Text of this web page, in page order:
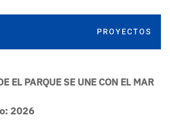
PROYECTOS
EL PARQUE SE UNE CON EL MAR
2026